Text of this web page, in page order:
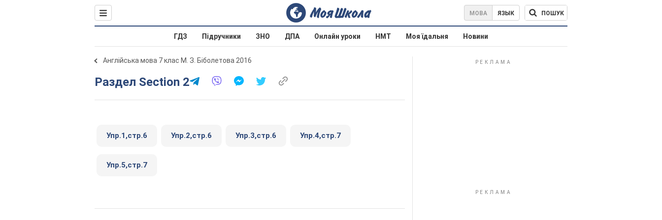
МОВА ЯЗЫК ПОШУК
ГДЗ Підручники ЗНО ДПА Онлайн уроки НМТ Моя їдальня Новини
Англійська мова 7 клас М. З. Біболетова 2016
Раздел Section 2
Упр.1,стр.6 Упр.2,стр.6 Упр.3,стр.6 Упр.4,стр.7
Упр.5,стр.7